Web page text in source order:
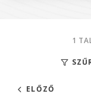
1
ELŐZŐ